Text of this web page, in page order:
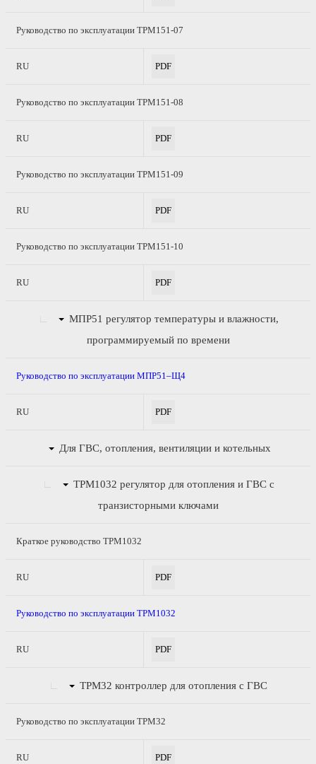
Руководство по эксплуатации ТРМ151-07
RU PDF
Руководство по эксплуатации ТРМ151-08
RU PDF
Руководство по эксплуатации ТРМ151-09
RU PDF
Руководство по эксплуатации ТРМ151-10
RU PDF
МПР51 регулятор температуры и влажности,
программируемый по времени
Руководство по эксплуатации МПР51–Щ4
RU PDF
Для ГВС, отопления, вентиляции и котельных
ТРМ1032 регулятор для отопления и ГВС с
транзисторными ключами
Краткое руководство ТРМ1032
RU PDF
Руководство по эксплуатации ТРМ1032
RU PDF
ТРМ32 контроллер для отопления с ГВС
Руководство по эксплуатации ТРМ32
RU PDF